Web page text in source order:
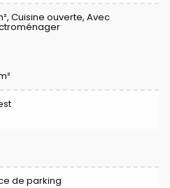
, Cuisine ouverte, Avec
de parking